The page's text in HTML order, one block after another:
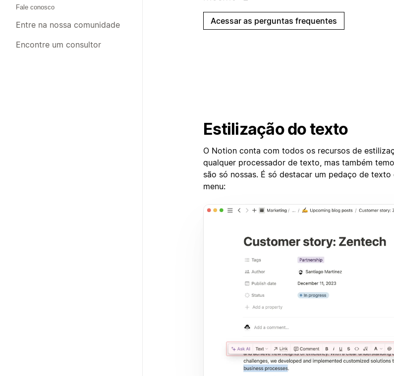
Fale conosco
Entre na nossa comunidade
Encontre um consultor
Acessar as perguntas frequentes
Estilização do texto
O Notion conta com todos os recursos de
qualquer processador de texto, mas também
são só nossas. É só destacar um pedaço de
menu: